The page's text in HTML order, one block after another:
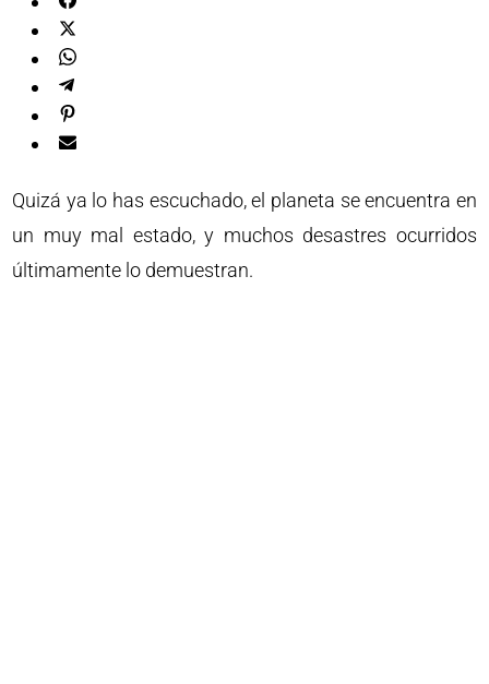
Quizá ya lo has escuchado, el planeta se encuentra en
un muy mal estado, y muchos desastres ocurridos
últimamente lo demuestran.